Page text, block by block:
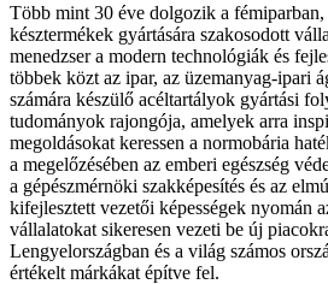
Több mint 30 éve dolgozik a
késztermékek gyártására szakosodott
menedzser a modern technológiák és
többek közt az ipar, az üzemanyag-ipari
számára készülő acéltartályok gyártási
tudományok rajongója, amelyek arra
megoldásokat keressen a normobária
a megelőzésében az emberi egészség
a gépészmérnöki szakképesítés és az
kifejlesztett vezetői képességek nyomán
vállalatokat sikeresen vezeti be új
Lengyelországban és a világ számos
értékelt márkákat építve fel.